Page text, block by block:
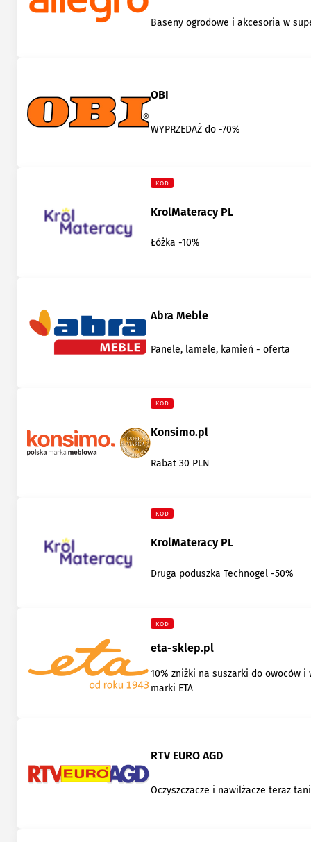
Baseny ogrodowe i akcesoria w
OBI
WYPRZEDAŻ do -70%
KOD
KrolMateracy PL
Łóżka -10%
Abra Meble
Panele, lamele, kamień - oferta
KOD
Konsimo.pl
Rabat 30 PLN
KOD
KrolMateracy PL
Druga poduszka Technogel -50%
KOD
eta-sklep.pl
10% zniżki na suszarki do owoców i
marki ETA
RTV EURO AGD
Oczyszczacze i nawilżacze teraz